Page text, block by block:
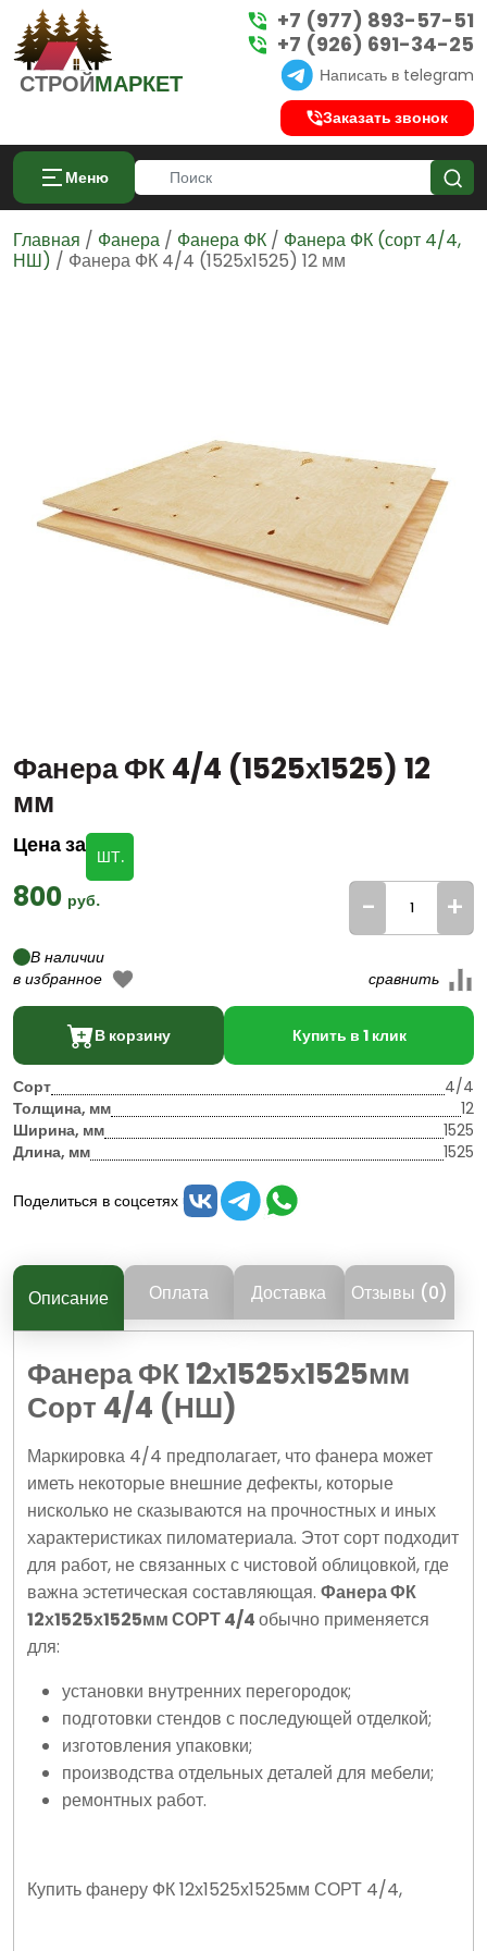
СТРОЙМАРКЕТ
+7 (977) 893-57-51
+7 (926) 691-34-25
Написать в telegram
Заказать звонок
Меню
Главная / Фанера / Фанера ФК / Фанера ФК (сорт 4/4,
НШ) / Фанера ФК 4/4 (1525х1525) 12 мм
Фанера ФК 4/4 (1525х1525) 12
мм
Цена за ШТ.
800 руб. - +
В наличии
В корзину Купить в 1 клик
Сорт
4/4
Толщина, мм
12
Ширина, мм
1525
Длина, мм
1525
Поделиться в соцсетях
Описание Оплата Доставка Отзывы (0)
Фанера ФК 12х1525х1525мм
Сорт 4/4 (НШ)
Маркировка 4/4 предполагает, что фанера может
иметь некоторые внешние дефекты, которые
нисколько не сказываются на прочностных и иных
характеристиках пиломатериала. Этот сорт подходит
для работ, не связанных с чистовой облицовкой, где
важна эстетическая составляющая. Фанера ФК
12х1525х1525мм СОРТ 4/4обычно применяется
для:
установки внутренних перегородок;
подготовки стендов с последующей отделкой;
изготовления упаковки;
производства отдельных деталей для мебели;
ремонтных работ.
Купить фанеру ФК 12х1525х1525мм СОРТ 4/4,